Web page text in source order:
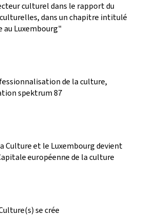
culturel dans le rapport du
dans un chapitre intitulé
au Luxembourg"
de la culture,
spektrum 87
Culture et le Luxembourg devient
européenne de la culture
se crée